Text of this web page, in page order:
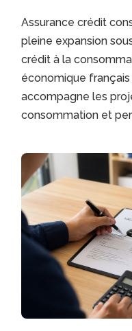
Assurance crédit
pleine expansion
crédit à la
économique
accompagne les
consommation et